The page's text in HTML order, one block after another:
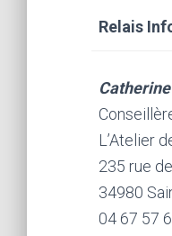
Relais
Catherine
L’Atelier
235 rue
34980
04 67 57